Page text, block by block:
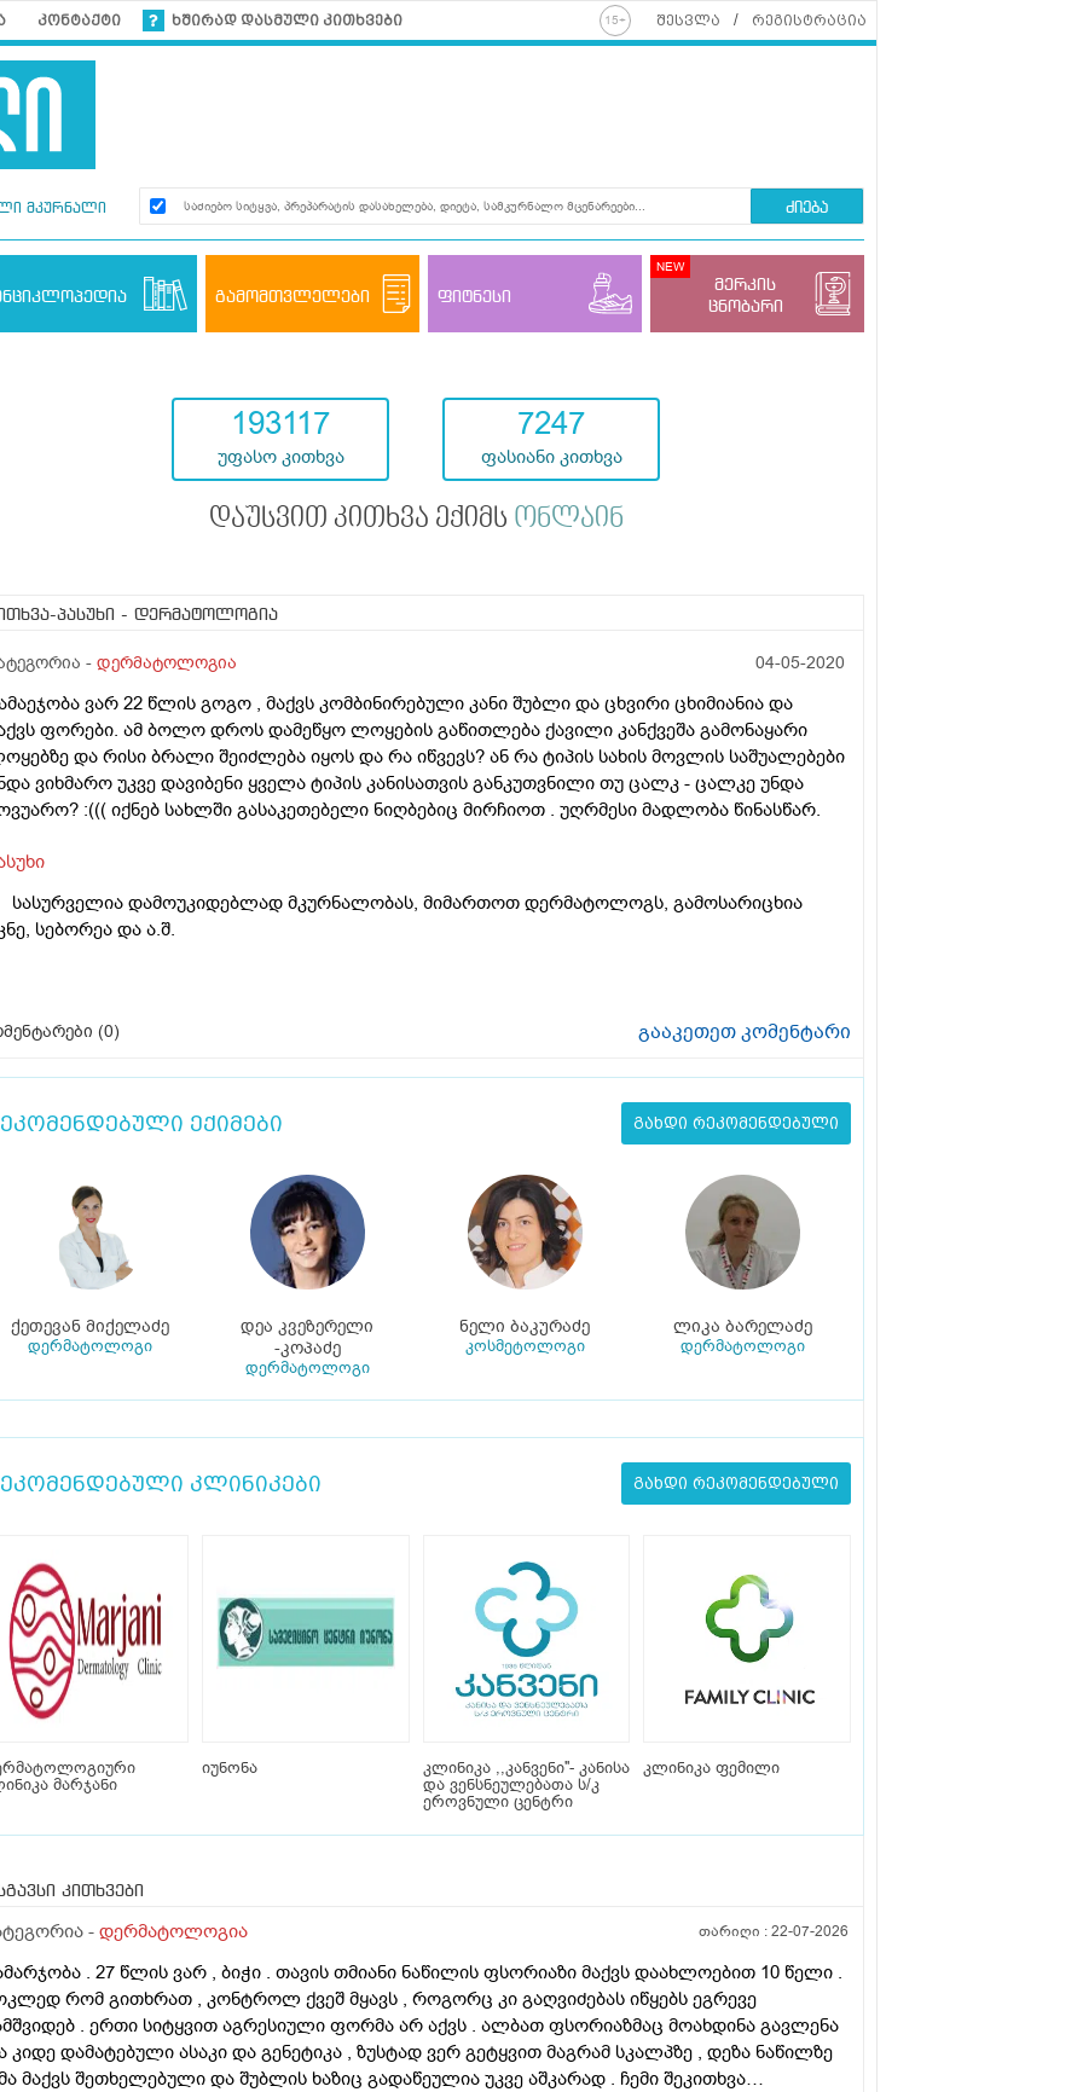
კონტაქტი ხშირად დასმული კითხვები შესვლა რეგისტრაცია
მკურნალი ძიება
გამომთვლელები ფიტნესი
მერკის
ცნობარი
193117
უფასო კითხვა
7247
ფასიანი კითხვა
დაუსვით კითხვა ექიმს ონლაინ
პასუხი - დერმატოლოგია
- დერმატოლოგია 04-05-2020
ვარ 22 წლის გოგო , მაქვს კომბინირებული კანი შუბლი და ცხვირი ცხიმიანია და
ფორები. ამ ბოლო დროს დამეწყო ლოყების გაწითლება ქავილი კანქვეშა გამონაყარი
და რისი ბრალი შეიძლება იყოს და რა იწვევს? ან რა ტიპის სახის მოვლის საშუალებები
ვიხმარო უკვე დავიბენი ყველა ტიპის კანისათვის განკუთვნილი თუ ცალკ - ცალკე უნდა
:((( იქნებ სახლში გასაკეთებელი ნიღბებიც მირჩიოთ . უღრმესი მადლობა წინასწარ.
დამოუკიდებლად მკურნალობას, მიმართოთ დერმატოლოგს, გამოსარიცხია
სებორეა და ა.შ.
(0) გააკეთეთ კომენტარი
ექიმები გახდი რეკომენდებული
ქეთევან მიქელაძე
დერმატოლოგი
დეა კვეზერელი
-კოპაძე
დერმატოლოგი
ნელი ბაკურაძე
კოსმეტოლოგი
ლიკა ბარელაძე
დერმატოლოგი
კლინიკები გახდი რეკომენდებული
მარჯანი
იუნონა
კლინიკა ,,კანვენი''- კანისა
და ვენსნეულებათა ს/კ
ეროვნული ცენტრი
კლინიკა ფემილი
კითხვები
- დერმატოლოგია თარიღი :22-07-2026
. 27 წლის ვარ , ბიჭი . თავის თმიანი ნაწილის ფსორიაზი მაქვს დაახლოებით 10 წელი .
რომ გითხრათ , კონტროლ ქვეშ მყავს , როგორც კი გაღვიძებას იწყებს ეგრევე
. ერთი სიტყვით აგრესიული ფორმა არ აქვს . ალბათ ფსორიაზმაც მოახდინა გავლენა
კიდე დამატებული ასაკი და გენეტიკა , ზუსტად ვერ გეტყვით მაგრამ სკალპზე , დეზა ნაწილზე
მაქვს შეთხელებული და შუბლის ხაზიც გადაწეულია უკვე აშკარად . ჩემი შეკითხვა